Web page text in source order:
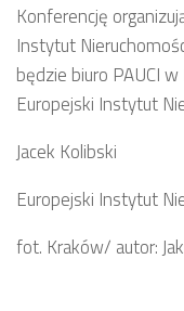
Konferencję
Instytut
będzie biuro PAUCI
Europejski Instytut
Jacek Kolibski
Europejski Instytut
fot. Kraków/ autor: